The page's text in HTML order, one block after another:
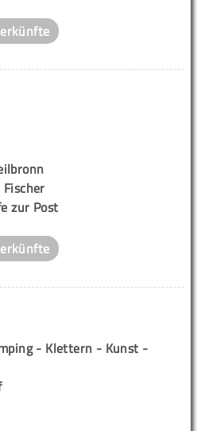
zur Post
- Klettern - Kunst -